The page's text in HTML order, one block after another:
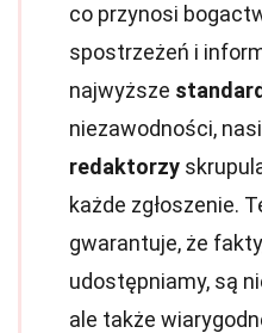
co przynosi
spostrzeżeń i
najwyższe
niezawodności,
redaktorzy
każde zgłoszenie.
gwarantuje, że
udostępniamy, są
ale także